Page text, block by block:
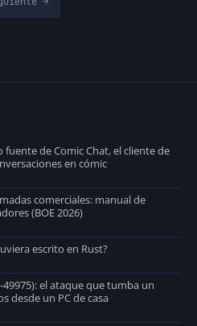
de Comic Chat, el cliente de
en cómic
comerciales: manual de
(BOE 2026)
escrito en Rust?
49975): el ataque que tumba un
desde un PC de casa